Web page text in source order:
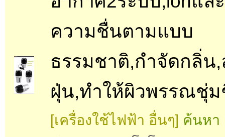
ความชื่นตามแบบ
ธรรมชาติ,กำจัดกลิ่น
ฝุ่น,ทำให้ผิวพรรณชุ่
[เครื่องใช้ไฟฟ้า อื่นๆ] ค้นหา